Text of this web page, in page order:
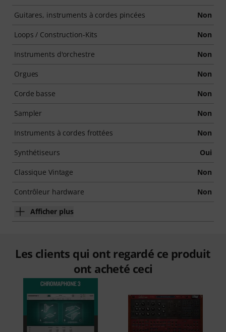
Guitares, instruments à cordes pincées Non
Loops / Construction-Kits Non
Instruments d'orchestre Non
Orgues Non
Corde basse Non
Sampler Non
Instruments à cordes frottées Non
Synthétiseurs Oui
Classique Vintage Non
Contrôleur hardware Non
Afficher plus
Les clients qui ont regardé ce produit
ont acheté ceci